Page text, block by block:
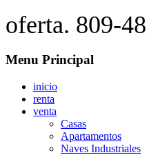
oferta. 809-
Menu Principal
inicio
renta
venta
Casas
Apartamentos
Naves Industriales